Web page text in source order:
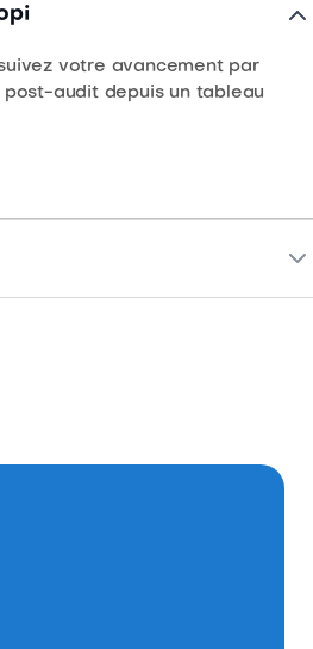
votre avancement par
audit depuis un tableau